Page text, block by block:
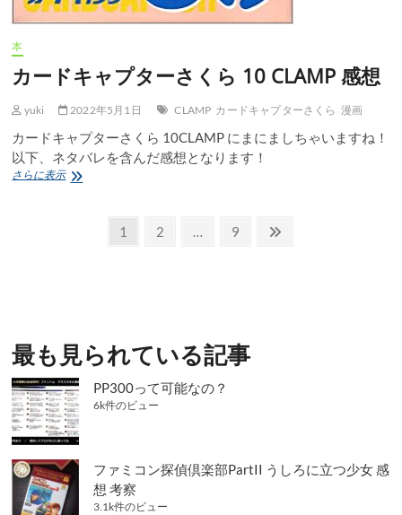
え
ゆ
感
本
カードキャプターさくら 10 CLAMP 感想
yuki 2022年5月1日 CLAMP カードキャプターさくら 漫画
カードキャプターさくら 10CLAMP にまにましちゃいますね！
以下、ネタバレを含んだ感想となります！
さらに表示カ
10
CLAMP
感
想
ー
ジ
送
り
固1
固
2 …
固
9
最も見られている記事
PP300って可能なの？
6k件のビュー
ファミコン探偵倶楽部PartII うしろに立つ少女 感
想 考察
3.1k件のビュー